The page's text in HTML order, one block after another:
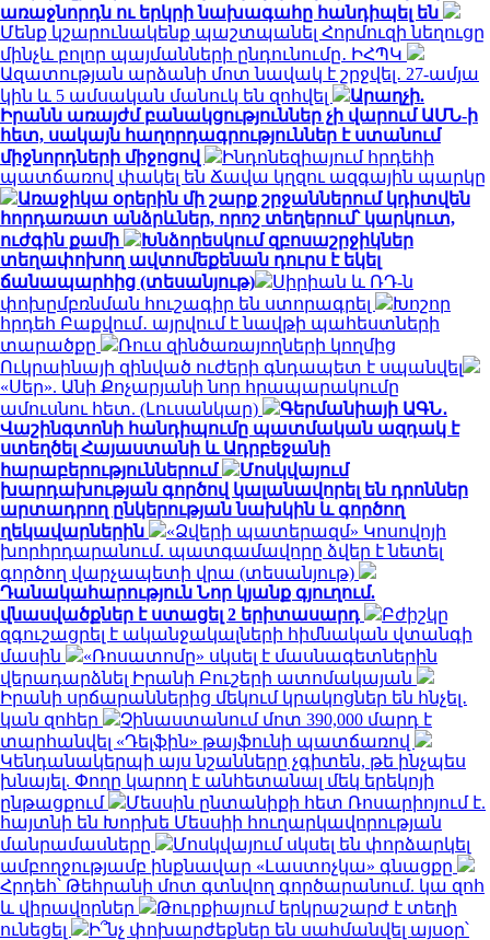
առաջնորդն ու երկրի նախագահը հանդիպել են
Մենք կշարունակենք պաշտպանել Հորմուզի նեղուցը
մինչև բոլոր պայմանների ընդունումը․ ԻՀՊԿ
Ազատության արձանի մոտ նավակ է շրջվել․ 27-ամյա
կին և 5 ամսական մանուկ են զոհվել
Արաղչի.
Իրանն առայժմ բանակցություններ չի վարում ԱՄՆ-ի
հետ, սակայն հաղորդագրություններ է ստանում
միջնորդների միջոցով
Ինդոնեզիայում հրդեհի
պատճառով փակել են Ճավա կղզու ազգային պարկը
Առաջիկա օրերին մի շարք շրջաններում կդիտվեն
հորդառատ անձրևներ, որոշ տեղերում՝ կարկուտ,
ուժգին քամի
Խնձորեսկում զբոսաշրջիկներ
տեղափոխող ավտոմեքենան դուրս է եկել
ճանապարհից (տեսանյութ)
Սիրիան և ՌԴ-ն
փոխըմբռնման հուշագիր են ստորագրել
Խոշոր
հրդեհ Բաքվում․ այրվում է նավթի պահեստների
տարածքը
Ռուս զինծառայողների կողմից
Ուկրաինայի զինված ուժերի գնդապետ է սպանվել
«Սեր». Անի Քոչարյանի նոր հրապարակումը
ամուսնու հետ. (Լուսանկար)
Գերմանիայի ԱԳՆ․
Վաշինգտոնի հանդիպումը պատմական ազդակ է
ստեղծել Հայաստանի և Ադրբեջանի
հարաբերություններում
Մոսկվայում
խարդախության գործով կալանավորել են դրոններ
արտադրող ընկերության նախկին և գործող
ղեկավարներին
«Ձվերի պատերազմ» Կոսովոյի
խորհրդարանում. պատգամավորը ձվեր է նետել
գործող վարչապետի վրա (տեսանյութ)
Դանակահարություն Նոր կյանք գյուղում.
վնասվածքներ է ստացել 2 երիտասարդ
Բժիշկը
զգուշացրել է ականջակալների հիմնական վտանգի
մասին
«Ռոսատոմը» սկսել է մասնագետներին
վերադարձնել Իրանի Բուշերի ատոմակայան
Իրանի սրճարաններից մեկում կրակոցներ են հնչել․
կան զոհեր
Չինաստանում մոտ 390,000 մարդ է
տարհանվել «Դելֆին» թայֆունի պատճառով
Կենդանակերպի այս նշանները չգիտեն, թե ինչպես
խնայել. Փողը կարող է անհետանալ մեկ երեկոյի
ընթացքում
Մեսսին ընտանիքի հետ Ռոսարիոյում է.
հայտնի են Խորխե Մեսսիի հուղարկավորության
մանրամասները
Մոսկվայում սկսել են փորձարկել
ամբողջությամբ ինքնավար «Լաստոչկա» գնացքը
Հրդեհ՝ Թեհրանի մոտ գտնվող գործարանում. կա զոհ
և վիրավորներ
Թուրքիայում երկրաշարժ է տեղի
ունեցել
Ի՞նչ փոխարժեքներ են սահմանվել այսօր՝